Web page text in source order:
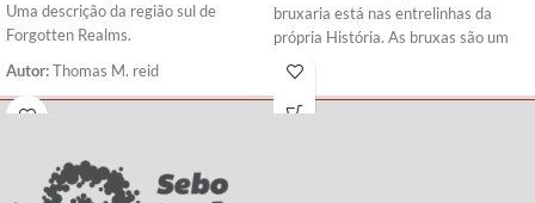
Uma descrição da região sul de
Forgotten Realms.
Autor: Thomas M. reid
bruxaria está nas entrelinhas da
própria História. As bruxas são um
estereótipo duradouro e mutável na